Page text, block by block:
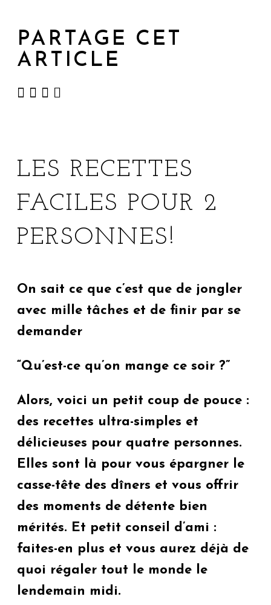
PARTAGE CET
ARTICLE
LES RECETTES
FACILES POUR 2
PERSONNES!
On sait ce que c’est que de jongler
avec mille tâches et de finir par se
demander
“Qu’est-ce qu’on mange ce soir ?”
Alors, voici un petit coup de pouce :
des recettes ultra-simples et
délicieuses pour quatre personnes.
Elles sont là pour vous épargner le
casse-tête des dîners et vous offrir
des moments de détente bien
mérités. Et petit conseil d’ami :
faites-en plus et vous aurez déjà de
quoi régaler tout le monde le
lendemain midi.